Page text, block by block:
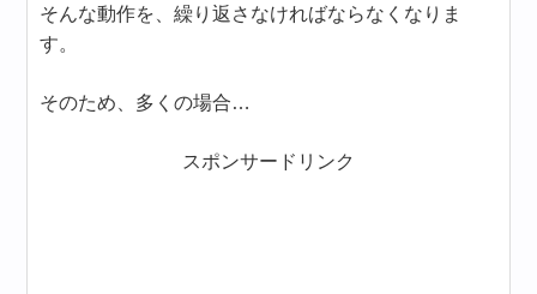
そんな動作を、繰り返さなければならなくなりま
す。
そのため、多くの場合…
スポンサードリンク